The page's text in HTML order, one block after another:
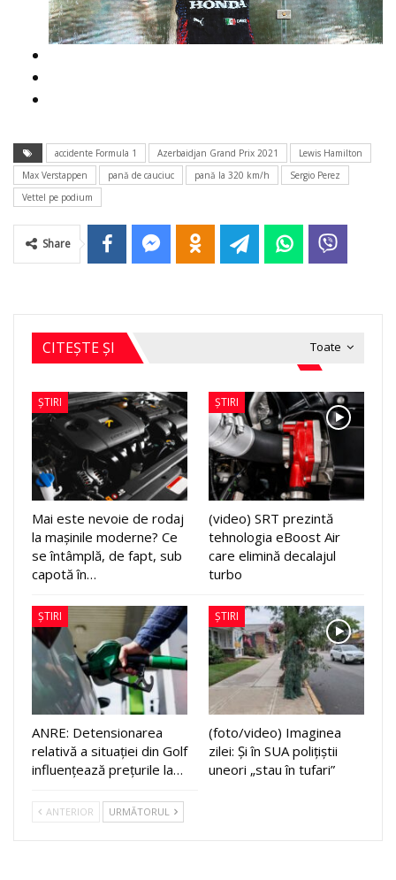
accidente Formula 1 Azerbaidjan Grand Prix 2021
Lewis Hamilton
Max Verstappen
pană de cauciuc pană la 320 km/h
Sergio Perez
Vettel pe podium
Share
Toate
CITEȘTE ȘI
ȘTIRI
Mai este nevoie de rodaj
la mașinile moderne? Ce
se întâmplă, de fapt, sub
capotă în…
ȘTIRI
(video) SRT prezintă
tehnologia eBoost Air
care elimină decalajul
turbo
ȘTIRI
ANRE: Detensionarea
relativă a situației din Golf
influențează prețurile la…
ȘTIRI
(foto/video) Imaginea
zilei: Și în SUA polițiștii
uneori „stau în tufari”
ANTERIOR URMĂTORUL